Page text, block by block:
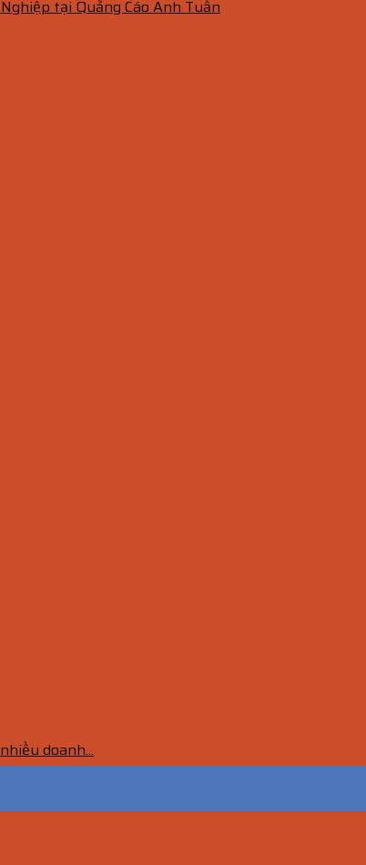
tại Quảng Cáo Anh Tuấn
doanh...